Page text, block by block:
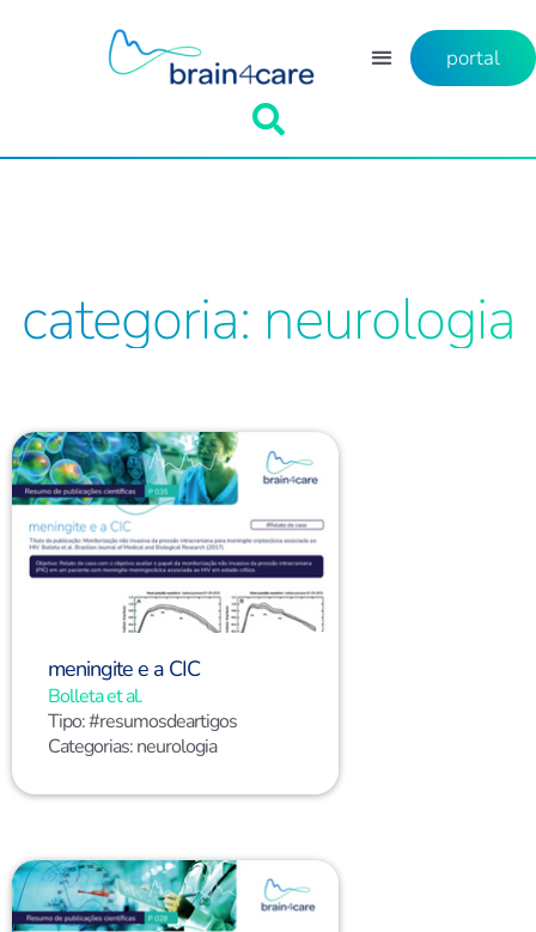
portal
categoria: neurologia
meningite e a CIC
Bolleta et al.
Tipo:#resumosdeartigos
Categorias:neurologia